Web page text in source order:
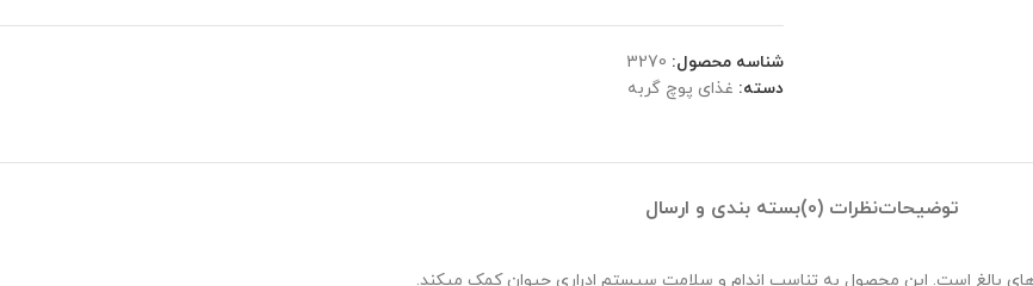
شناسه محصول: 3270
دسته: غذای پوچ گربه
توضیحاتنظرات (0) بسته بندی و ارسال
بالغ است. این محصول به تناسب اندام و سلامت سیستم ادراری حیوان کمک میکند.